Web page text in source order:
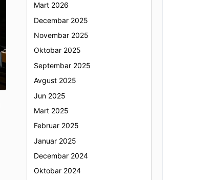
Mart 2026
Decembar 2025
Novembar 2025
Oktobar 2025
Septembar 2025
Avgust 2025
Jun 2025
Mart 2025
Februar 2025
Januar 2025
Decembar 2024
Oktobar 2024